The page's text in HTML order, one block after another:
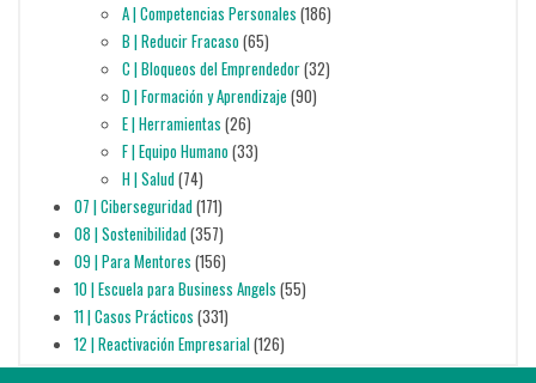
A | Competencias Personales (186)
B | Reducir Fracaso(65)
C | Bloqueos del Emprendedor(32)
D | Formación y Aprendizaje (90)
E | Herramientas (26)
F | Equipo Humano(33)
H | Salud(74)
07 | Ciberseguridad(171)
08 | Sostenibilidad(357)
09 | Para Mentores (156)
10 | Escuela para Business Angels (55)
11 | Casos Prácticos (331)
12 | Reactivación Empresarial(126)